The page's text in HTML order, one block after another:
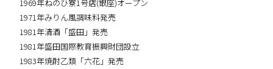
1969年ねのひ寮1号店(銀座)オープン
1971年みりん風調味料発売
1981年清酒「盛田」発売
1981年盛田国際教育振興財団設立
1983年焼酎乙類「六花」発売